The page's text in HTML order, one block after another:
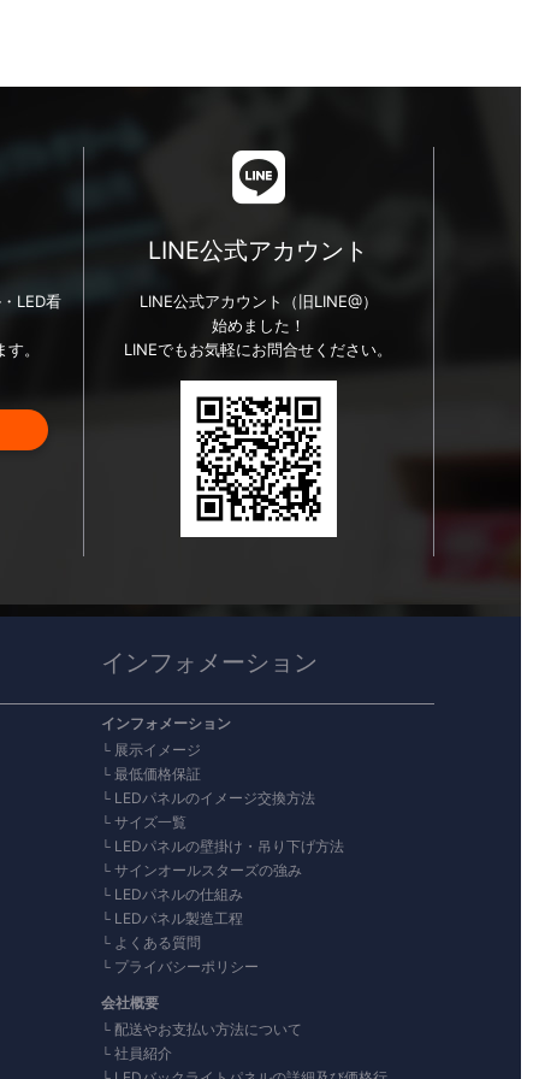
LED看
。
LINE公式アカウント
LINE公式アカウント（旧LINE@）
始めました！
LINEでもお気軽にお問合せください。
インフォメーション
インフォメーション
展示イメージ
最低価格保証
LEDパネルのイメージ交換方法
サイズ一覧
LEDパネルの壁掛け・吊り下げ方法
サインオールスターズの強み
LEDパネルの仕組み
LEDパネル製造工程
よくある質問
プライバシーポリシー
会社概要
配送やお支払い方法について
社員紹介